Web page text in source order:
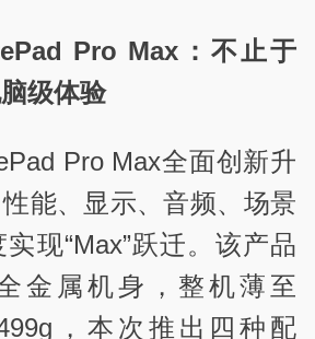
Pro Max：不止于
级体验
Pro Max全面创新升
能、显示、音频、场景
现“Max”跃迁。该产品
金属机身，整机薄至
，本次推出四种配